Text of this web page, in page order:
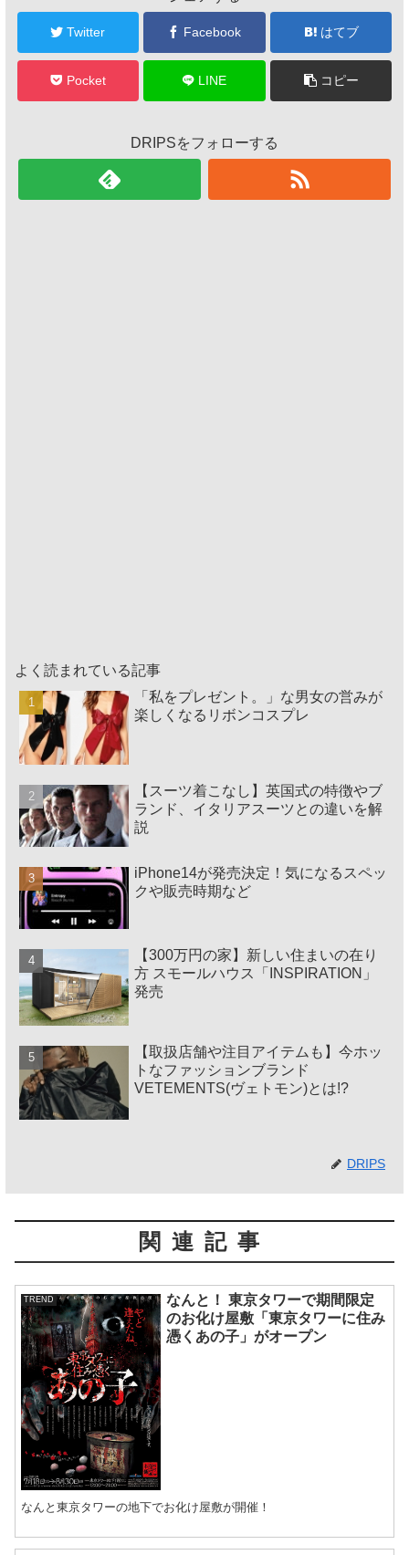
Twitter Facebook はてブ
Pocket LINE コピー
DRIPSをフォローする
よく読まれている記事
「私をプレゼント。」な男女の営みが
楽しくなるリボンコスプレ
【スーツ着こなし】英国式の特徴やブ
ランド、イタリアスーツとの違いを解
説
iPhone14が発売決定！気になるスペッ
クや販売時期など
【300万円の家】新しい住まいの在り
方 スモールハウス「INSPIRATION」
発売
【取扱店舗や注目アイテムも】今ホッ
トなファッションブランド
VETEMENTS(ヴェトモン)とは!?
DRIPS
関連記事
TREND
なんと！ 東京タワーで期間限定
のお化け屋敷「東京タワーに住み
憑くあの子」がオープン
なんと東京タワーの地下でお化け屋敷が開催！